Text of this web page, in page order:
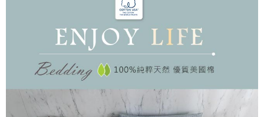
１．透過由恩沛科技股份有限公司提供之「AFTEE先享後付」服務完成之交
易，需依本服務之必要範圍內提供個人資料，並將交易相關給付款項請求債
權轉讓予恩沛科技股份有限公司。
https://aftee.tw/terms/#terms3
３．未成年的使用者請事先徵得法定代理人或監護人之同意方可使用
「AFTEE先享後付」，若未經同意申辦者引起之損失，本公司不負相關責
４．使用「AFTEE先享後付」時，將依據個別帳號之用戶狀況，依本公司即
每筆NT$100，滿NT$499(含以上)免運費
每筆NT$100，滿NT$499(含以上)免運費